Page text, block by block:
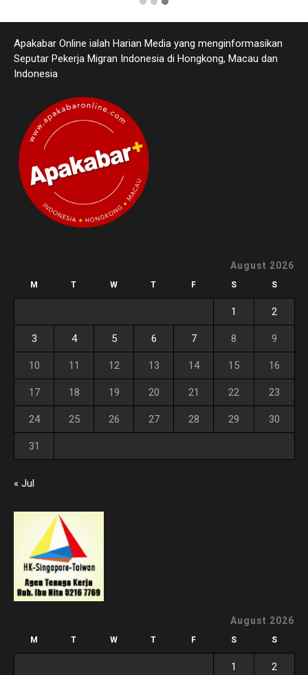
Apakabar Online ialah Harian Media yang menginformasikan
Seputar Pekerja Migran Indonesia di Hongkong, Macau dan
Indonesia
August 2026
M T W T F S S
1 2
3 4 5 6 7 8 9
10 11 12 13 14 15 16
17 18 19 20 21 22 23
24 25 26 27 28 29 30
31
« Jul
August 2026
M T W T F S S
1 2